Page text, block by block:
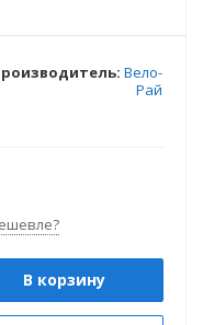
Вело-
Рай
В корзину